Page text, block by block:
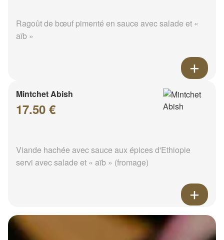
Ragoût de bœuf pimenté en sauce avec salade et «
aïb »
Mintchet Abish
17.50 €
Viande hachée avec sauce aux épices d'Ethiopie
servi avec salade et « aïb » (fromage)